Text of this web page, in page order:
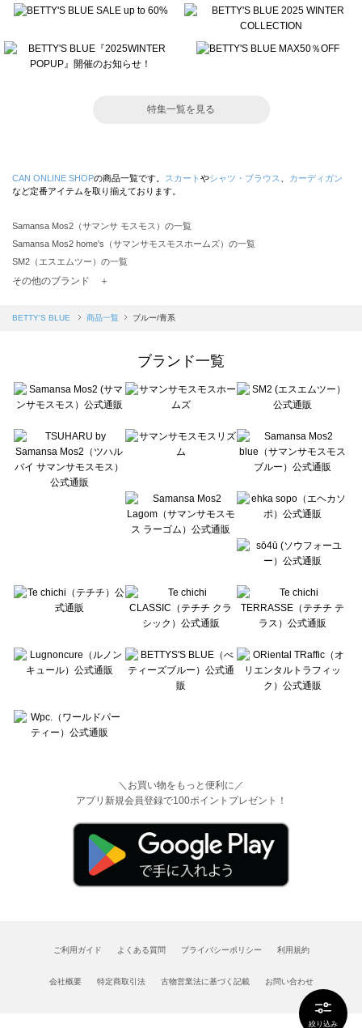
絞り込み
特集一覧を見る
CAN ONLINE SHOPの商品一覧です。 スカート やシャツ・ブラウス
カーディガン
など定番アイテムを取り揃えております。
Samansa Mos2（サマンサ モスモス）の一覧
Samansa Mos2 home's（サマンサモスモスホームズ）の一覧
SM2（エスエムツー）の一覧
TSUHARU by Samansa Mos2（ツハルバイサマンサモスモス）の一覧
Samansa Mos2 blue（サマンサモスモス ブルー）の一覧
Te chichi（テチチ）の一覧
Te chichi CLASSIC（テチチ クラシック）の一覧
Lugnoncure（ルノンキュール）の一覧
BETTY'S BLUE（べティーズブルー）の一覧
Wpc.（ワールドパーティー）の一覧
その他のブランド ＋
BETTY'S BLUE 商品一覧 ブルー/青系
ブランド一覧
＼お買い物をもっと便利に／
アプリ新規会員登録で100ポイントプレゼント！
ご利用ガイド よくある質問 プライバシーポリシー 利用規約
会社概要 特定商取引法 古物営業法に基づく記載 お問い合わせ